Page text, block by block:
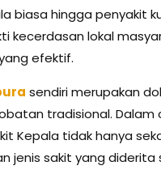
biasa hingga penyakit
kecerdasan lokal
efektif.
sendiri merupakan
tradisional.
Kepala tidak hanya
jenis sakit yang